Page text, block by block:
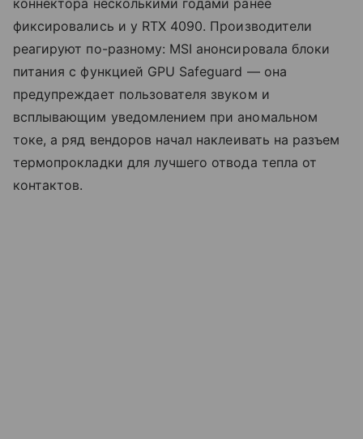
фиксировались и у RTX 4090. Производители
реагируют по-разному: MSI анонсировала блоки
питания с функцией GPU Safeguard — она
предупреждает пользователя звуком и
всплывающим уведомлением при аномальном
токе, а ряд вендоров начал наклеивать на разъем
термопрокладки для лучшего отвода тепла от
контактов.